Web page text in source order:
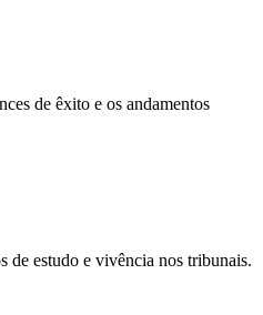
de êxito e os andamentos
de estudo e vivência nos tribunais.